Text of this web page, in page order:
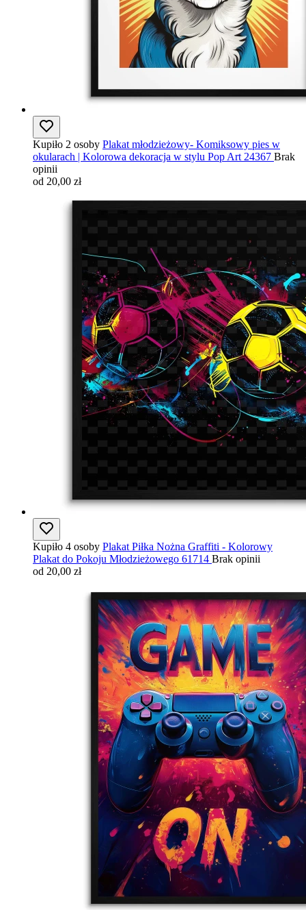
Kupiło 2 osoby Plakat młodzieżowy- Komiksowy pies w
okularach | Kolorowa dekoracja w stylu Pop Art 24367 Brak
opinii
od 20,00 zł
Kupiło 4 osoby Plakat Piłka Nożna Graffiti - Kolorowy
Plakat do Pokoju Młodzieżowego 61714 Brak opinii
od 20,00 zł